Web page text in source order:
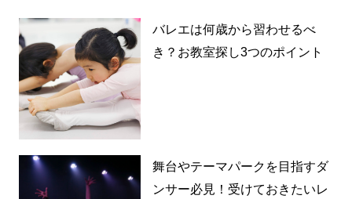
バレエは何歳から習わせるべ
き？お教室探し3つのポイント
舞台やテーマパークを目指すダ
ンサー必見！受けておきたいレ